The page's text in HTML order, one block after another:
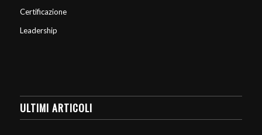
Certificazione
Leadership
ULTIMI ARTICOLI